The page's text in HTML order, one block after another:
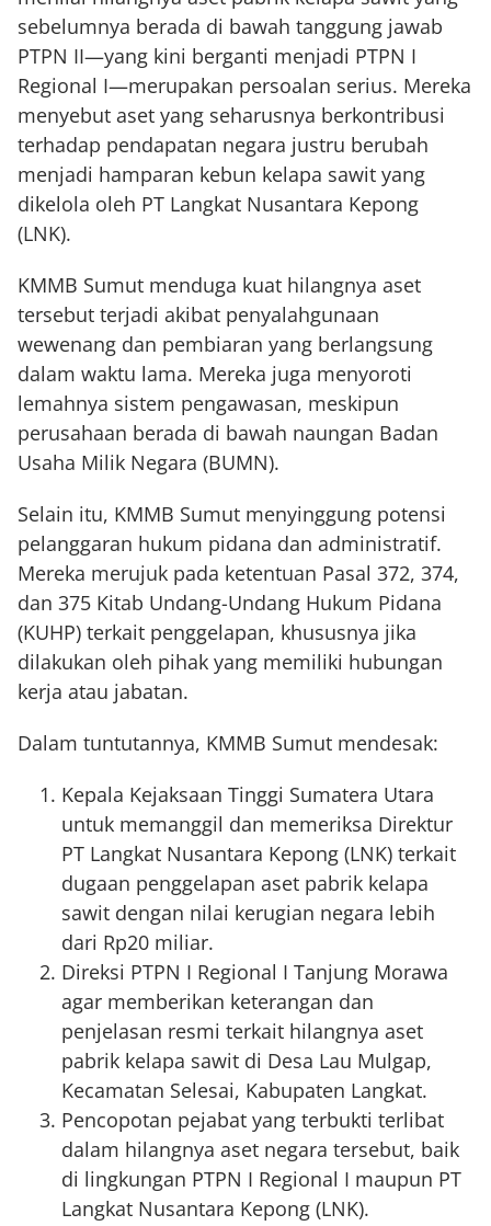
sebelumnya berada di bawah tanggung jawab
PTPN II—yang kini berganti menjadi PTPN I
Regional I—merupakan persoalan serius. Mereka
menyebut aset yang seharusnya berkontribusi
terhadap pendapatan negara justru berubah
menjadi hamparan kebun kelapa sawit yang
dikelola oleh PT Langkat Nusantara Kepong
(LNK).
KMMB Sumut menduga kuat hilangnya aset
tersebut terjadi akibat penyalahgunaan
wewenang dan pembiaran yang berlangsung
dalam waktu lama. Mereka juga menyoroti
lemahnya sistem pengawasan, meskipun
perusahaan berada di bawah naungan Badan
Usaha Milik Negara (BUMN).
Selain itu, KMMB Sumut menyinggung potensi
pelanggaran hukum pidana dan administratif.
Mereka merujuk pada ketentuan Pasal 372, 374,
dan 375 Kitab Undang-Undang Hukum Pidana
(KUHP) terkait penggelapan, khususnya jika
dilakukan oleh pihak yang memiliki hubungan
kerja atau jabatan.
Dalam tuntutannya, KMMB Sumut mendesak:
Kepala Kejaksaan Tinggi Sumatera Utara
untuk memanggil dan memeriksa Direktur
PT Langkat Nusantara Kepong (LNK) terkait
dugaan penggelapan aset pabrik kelapa
sawit dengan nilai kerugian negara lebih
dari Rp20 miliar.
Direksi PTPN I Regional I Tanjung Morawa
agar memberikan keterangan dan
penjelasan resmi terkait hilangnya aset
pabrik kelapa sawit di Desa Lau Mulgap,
Kecamatan Selesai, Kabupaten Langkat.
Pencopotan pejabat yang terbukti terlibat
dalam hilangnya aset negara tersebut, baik
di lingkungan PTPN I Regional I maupun PT
Langkat Nusantara Kepong (LNK).